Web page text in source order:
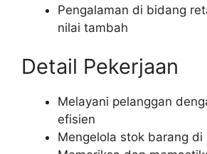
Pengalaman di bidang
nilai tambah
Detail Pekerjaan
Melayani pelanggan
efisien
Mengelola stok barang di